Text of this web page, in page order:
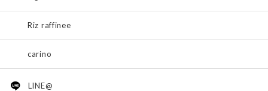
Riz raffinee
carino
LINE@